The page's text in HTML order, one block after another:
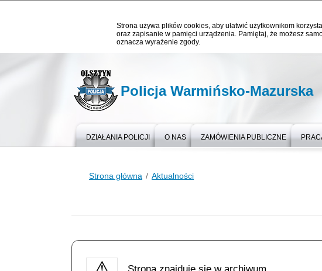
Strona używa plików cookies, aby ułatwić użytkownikom
oraz zapisanie w pamięci urządzenia. Pamiętaj, że możesz
oznacza wyrażenie zgody.
Policja Warmińsko-Mazurska
DZIAŁANIA POLICJI O NAS ZAMÓWIENIA PUBLICZNE
Strona główna Aktualności